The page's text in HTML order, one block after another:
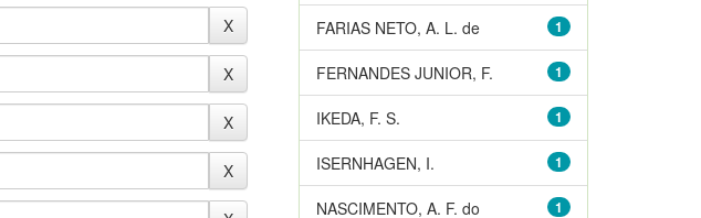
1
FARIAS NETO, A. L. de
1
FERNANDES JUNIOR, F.
1
IKEDA, F. S.
1
ISERNHAGEN, I.
1
NASCIMENTO, A. F. do